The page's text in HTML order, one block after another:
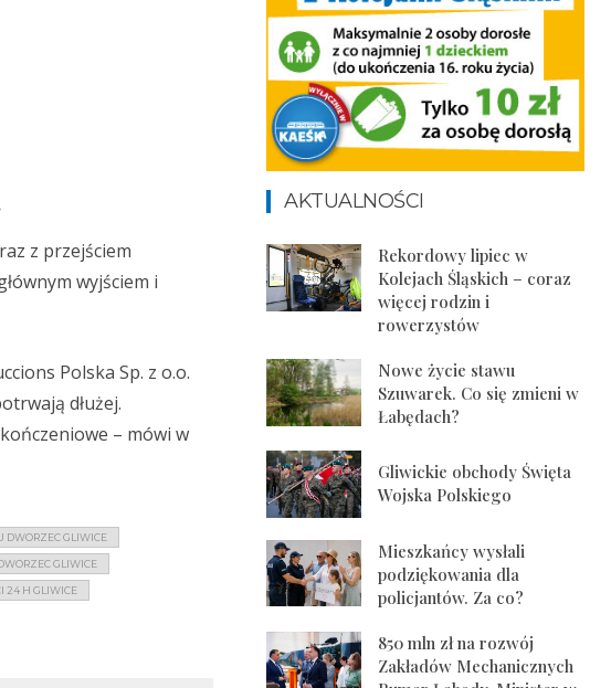
z przejściem
wyjściem i
Polska Sp. z o.o.
dłużej.
– mówi w
DWORZEC GLIWICE
GLIWICE
24 H GLIWICE
AKTUALNOŚCI
Rekordowy lipiec w
Kolejach Śląskich – coraz
więcej rodzin i
rowerzystów
Nowe życie stawu
Szuwarek. Co się zmieni w
Łabędach?
Gliwickie obchody Święta
Wojska Polskiego
Mieszkańcy wysłali
podziękowania dla
policjantów. Za co?
850 mln zł na rozwój
Zakładów Mechanicznych